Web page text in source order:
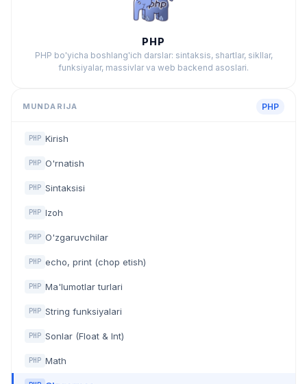
PHP
PHP bo'yicha boshlang'ich darslar: sintaksis, shartlar, sikllar,
funksiyalar, massivlar va web backend asoslari.
MUNDARIJA PHP
PHP Kirish
PHP O'rnatish
PHP Sintaksisi
PHP Izoh
PHP O'zgaruvchilar
PHP echo, print (chop etish)
PHP Ma'lumotlar turlari
PHP String funksiyalari
PHP Sonlar (Float & Int)
PHP Math